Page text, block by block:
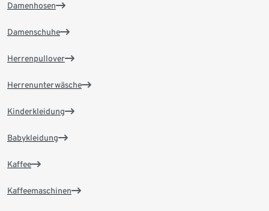
Damenhosen
Damenschuhe
Herrenpullover
Herrenunterwäsche
Kinderkleidung
Babykleidung
Kaffee
Kaffeemaschinen